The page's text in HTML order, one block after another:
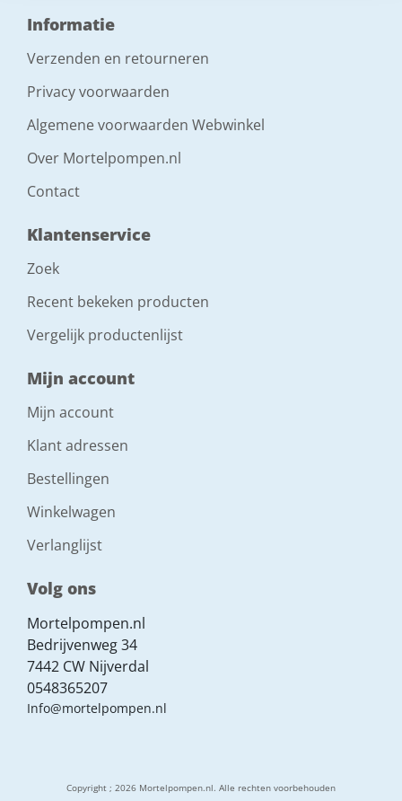
Informatie
Verzenden en retourneren
Privacy voorwaarden
Algemene voorwaarden Webwinkel
Over Mortelpompen.nl
Contact
Klantenservice
Zoek
Recent bekeken producten
Vergelijk productenlijst
Mijn account
Mijn account
Klant adressen
Bestellingen
Winkelwagen
Verlanglijst
Volg ons
Mortelpompen.nl
Bedrijvenweg 34
7442 CW Nijverdal
0548365207
Info@mortelpompen.nl
Copyright ; 2026 Mortelpompen.nl. Alle rechten voorbehouden